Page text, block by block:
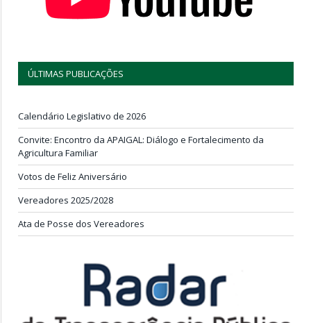
ÚLTIMAS PUBLICAÇÕES
Calendário Legislativo de 2026
Convite: Encontro da APAIGAL: Diálogo e Fortalecimento da
Agricultura Familiar
Votos de Feliz Aniversário
Vereadores 2025/2028
Ata de Posse dos Vereadores